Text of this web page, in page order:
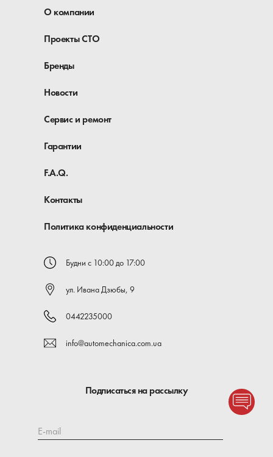
О компании
Проекты СТО
Бренды
Новости
Сервис и ремонт
Гарантии
F.A.Q.
Контакты
Политика конфиденциальности
Будни с 10:00 до 17:00
ул. Ивана Дзюбы, 9
0442235000
info@automechanica.com.ua
Подписаться на рассылку
E-mail